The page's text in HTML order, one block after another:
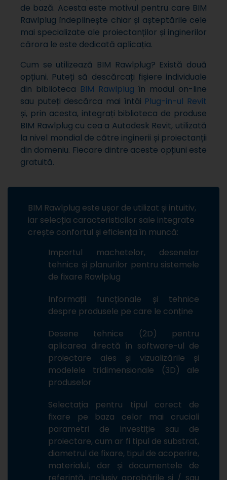
de bază. Acesta este motivul pentru care BIM
Rawlplug îndeplinește chiar și așteptările cele
mai specializate ale proiectanților și inginerilor
cărora le este dedicată aplicația.
Cum se utilizează BIM Rawlplug? Există două
opțiuni. Puteți să descărcați fișiere individuale
din biblioteca BIM Rawlplug în modul on-line
sau puteți descărca mai întâi Plug-in-ul Revit
și, prin acesta, integrați biblioteca de produse
BIM Rawlplug cu cea a Autodesk Revit, utilizată
la nivel mondial de către inginerii și proiectanții
din domeniu. Fiecare dintre aceste opțiuni este
gratuită.
BIM Rawlplug este ușor de utilizat și intuitiv,
iar selecția caracteristicilor sale integrate
crește confortul și eficiența în muncă:
Importul machetelor, desenelor
tehnice și planurilor pentru sistemele
de fixare Rawlplug
Informații funcționale și tehnice
despre produsele pe care le conține
Desene tehnice (2D) pentru
aplicarea directă în software-ul de
proiectare ales și vizualizările și
modelele tridimensionale (3D) ale
produselor
Selectația pentru tipul corect de
fixare pe baza celor mai cruciali
parametri de investiție sau de
proiectare, cum ar fi tipul de substrat,
diametrul de fixare, tipul de acoperire,
materialul, dar și documentele de